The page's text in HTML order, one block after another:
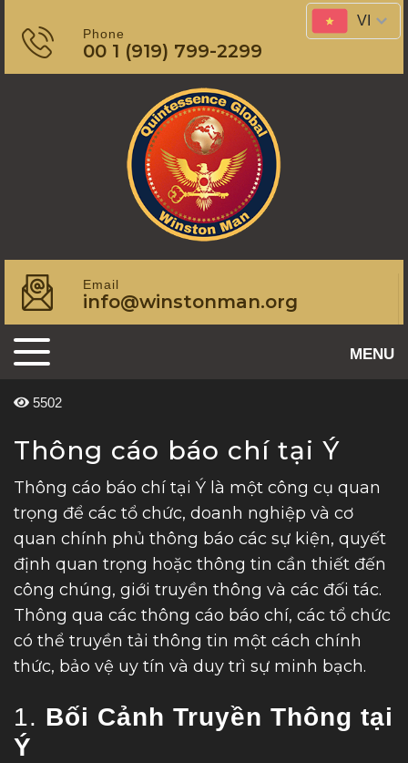
content
Phone
00 1 (919) 799-2299
Email
info@winstonman.org
VI
toggle
button
MENU
5502
Thông cáo báo chí tại Ý
Thông cáo báo chí tại Ý là một công cụ quan
trọng để các tổ chức, doanh nghiệp và cơ
quan chính phủ thông báo các sự kiện, quyết
định quan trọng hoặc thông tin cần thiết đến
công chúng, giới truyền thông và các đối tác.
Thông qua các thông cáo báo chí, các tổ chức
có thể truyền tải thông tin một cách chính
thức, bảo vệ uy tín và duy trì sự minh bạch.
1. Bối Cảnh Truyền Thông tại
Ý